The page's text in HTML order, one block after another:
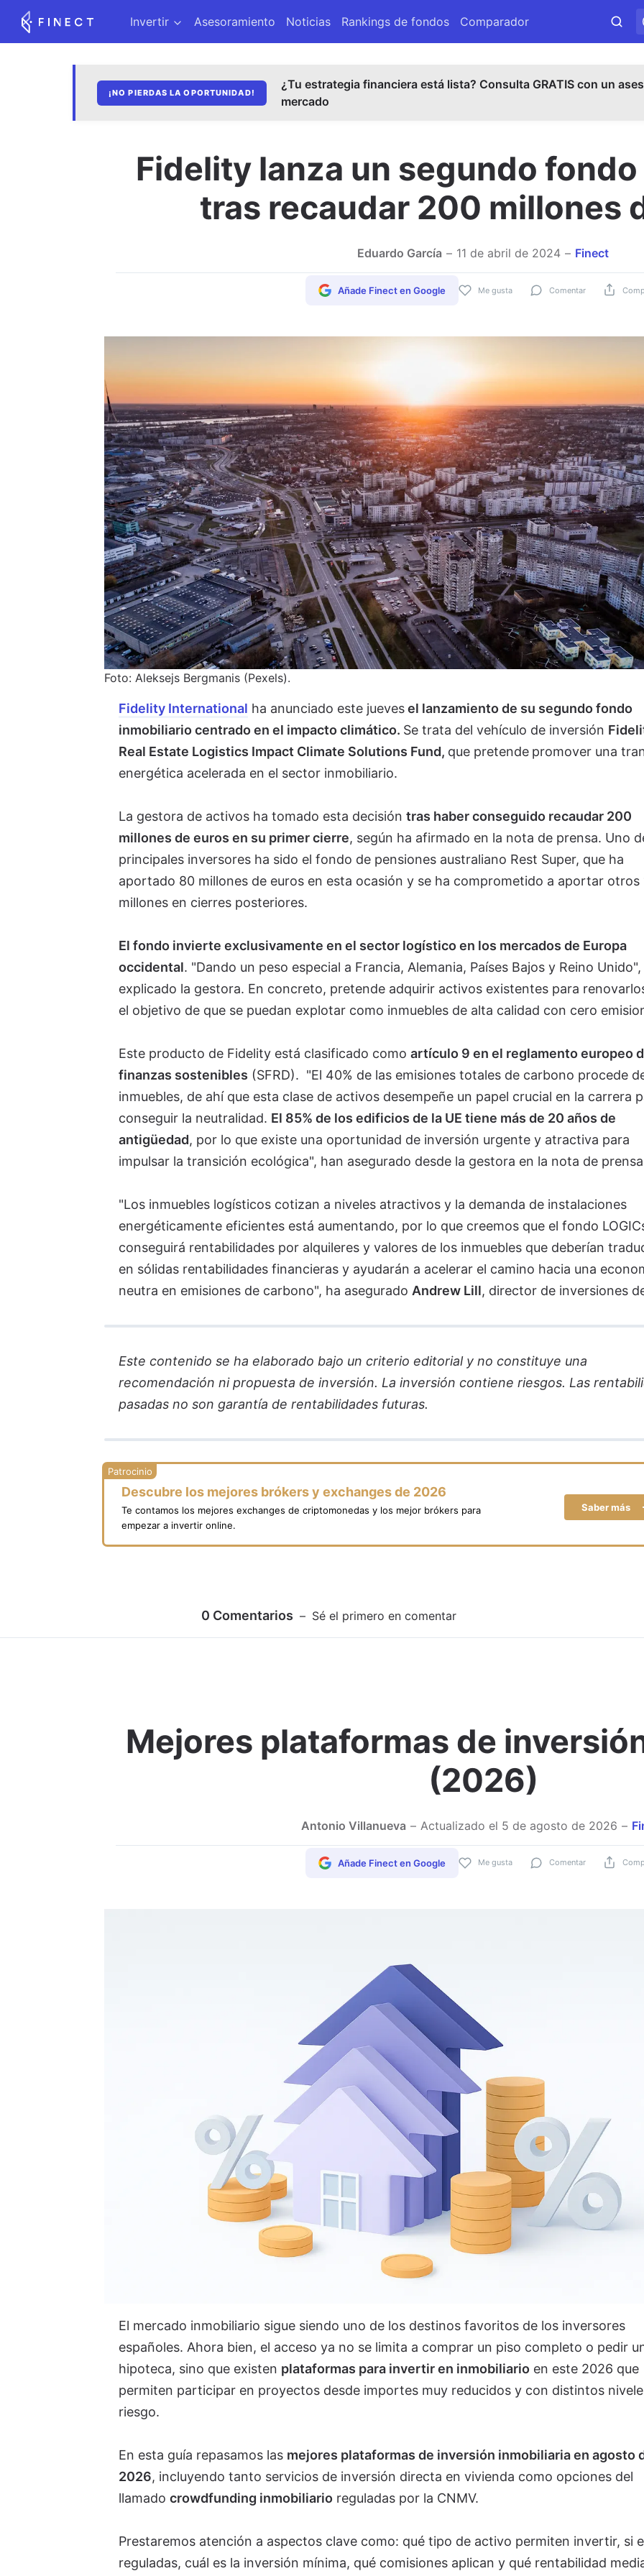
Invertir Asesoramiento Noticias Rankings de fondos Comparador
¡NO PIERDAS LA OPORTUNIDAD!
¿Tu estrategia financiera está lista? Consulta GRATIS con un
mercado
Fidelity lanza un segundo
tras recaudar 200 millones
Eduardo García 11 de abril de 2024 Finect
Me gusta Comentar
Añade Finect en Google
Foto: Aleksejs Bergmanis (Pexels).
Fidelity International ha anunciado este juevesel lanzamiento de su segundo fondo
inmobiliario centrado en el impacto climático. Se trata del vehículo de inversión
Real Estate Logistics Impact Climate Solutions Fund, que pretende promover una
energética acelerada en el sector inmobiliario.
La gestora de activos ha tomado esta decisión tras haber conseguido recaudar 200
millones de euros en su primer cierre, según ha afirmado en la nota de prensa. Uno
principales inversores ha sido el fondo de pensiones australiano Rest Super, que ha
aportado 80 millones de euros en esta ocasión y se ha comprometido a aportar otros
millones en cierres posteriores.
El fondo invierte exclusivamente en el sector logístico en los mercados de Europa
occidental. "Dando un peso especial a Francia, Alemania, Países Bajos y Reino Unido",
explicado la gestora. En concreto, pretende adquirir activos existentes para
el objetivo de que se puedan explotar como inmuebles de alta calidad con cero
Este producto de Fidelity está clasificado como artículo 9 en el reglamento europeo
finanzas sostenibles (SFRD). "El 40% de las emisiones totales de carbono procede
inmuebles, de ahí que esta clase de activos desempeñe un papel crucial en la carrera
conseguir la neutralidad. El 85% de los edificios de la UE tiene más de 20 años de
antigüedad, por lo que existe una oportunidad de inversión urgente y atractiva para
impulsar la transición ecológica", han asegurado desde la gestora en la nota de
"Los inmuebles logísticos cotizan a niveles atractivos y la demanda de instalaciones
energéticamente eficientes está aumentando, por lo que creemos que el fondo
conseguirá rentabilidades por alquileres y valores de los inmuebles que deberían
en sólidas rentabilidades financieras y ayudarán a acelerar el camino hacia una
neutra en emisiones de carbono", ha asegurado Andrew Lill, director de inversiones
Este contenido se ha elaborado bajo un criterio editorial y no constituye una
recomendación ni propuesta de inversión. La inversión contiene riesgos. Las
pasadas no son garantía de rentabilidades futuras.
Descubre los mejores brókers y exchanges de 2026
Te contamos los mejores exchanges de criptomonedas y los mejor brókers para
empezar a invertir online.
Saber más
0 Comentarios Sé el primero en comentar
Adjuntar imagen
Mejores plataformas de
(2026)
Antonio Villanueva Actualizado el 5 de agosto de 2026
Me gusta Comentar
Añade Finect en Google
El mercado inmobiliario sigue siendo uno de los destinos favoritos de los inversores
españoles. Ahora bien, el acceso ya no se limita a comprar un piso completo o pedir
hipoteca, sino que existen plataformas para invertir en inmobiliario en este 2026 que
permiten participar en proyectos desde importes muy reducidos y con distintos
riesgo.
En esta guía repasamos las mejores plataformas de inversión inmobiliaria en agosto
2026, incluyendo tanto servicios de inversión directa en vivienda como opciones del
llamado crowdfunding inmobiliario reguladas por la CNMV.
Prestaremos atención a aspectos clave como: qué tipo de activo permiten invertir, si
reguladas, cuál es la inversión mínima, qué comisiones aplican y qué rentabilidad